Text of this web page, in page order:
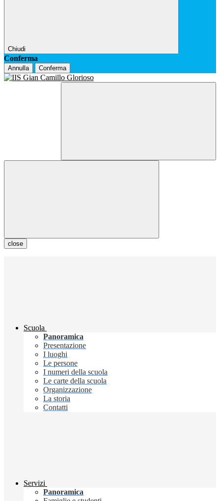
Chiudi
Conferma
Annulla Conferma
close
Scuola
Panoramica
Presentazione
I luoghi
Le persone
I numeri della scuola
Le carte della scuola
Organizzazione
La storia
Contatti
Servizi
Panoramica